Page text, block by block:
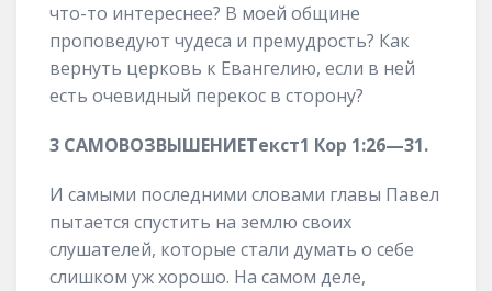
что-то интереснее? В моей общине
проповедуют чудеса и премудрость? Как
вернуть церковь к Евангелию, если в ней
есть очевидный перекос в сторону?
3 САМОВОЗВЫШЕНИЕТекст1 Кор 1:26—31.
И самыми последними словами главы Павел
пытается спустить на землю своих
слушателей, которые стали думать о себе
слишком уж хорошо. На самом деле,